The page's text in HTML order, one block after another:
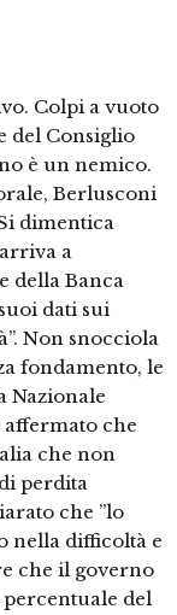
Colpi a vuoto
del Consiglio
è un nemico.
Berlusconi
dimentica
a
della Banca
dati sui
Non snocciola
fondamento, le
Nazionale
affermato che
che non
perdita
che ”lo
nella difficoltà e
che il governo
percentuale del